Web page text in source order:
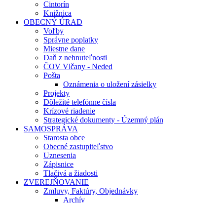
Cintorín
Knižnica
OBECNÝ ÚRAD
Voľby
Správne poplatky
Miestne dane
Daň z nehnuteľnosti
ČOV Vlčany - Neded
Pošta
Oznámenia o uložení zásielky
Projekty
Dôležité telefónne čísla
Krízové riadenie
Strategické dokumenty - Územný plán
SAMOSPRÁVA
Starosta obce
Obecné zastupiteľstvo
Uznesenia
Zápisnice
Tlačivá a žiadosti
ZVEREJŇOVANIE
Zmluvy, Faktúry, Objednávky
Archív